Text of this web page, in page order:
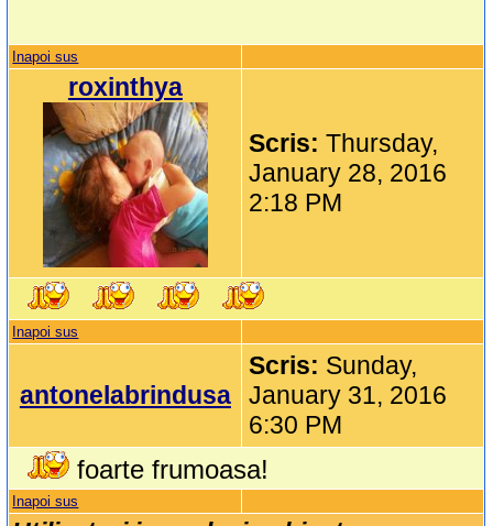
Inapoi sus
roxinthya
Scris:Thursday,
January 28, 2016
2:18 PM
Inapoi sus
antonelabrindusa
Scris: Sunday,
January 31, 2016
6:30 PM
foarte frumoasa!
Inapoi sus